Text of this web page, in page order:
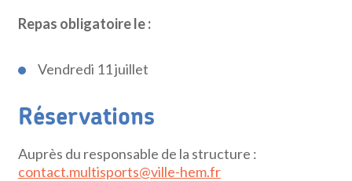
Repas obligatoire le :
Vendredi 11 juillet
Réservations
Auprès du responsable de la structure :
contact.multisports@ville-hem.fr